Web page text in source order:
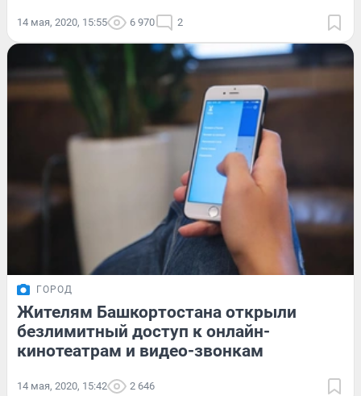
14 мая, 2020, 15:55 6 970 2
ГОРОД
Жителям Башкортостана открыли
безлимитный доступ к онлайн-
кинотеатрам и видео-звонкам
14 мая, 2020, 15:42 2 646